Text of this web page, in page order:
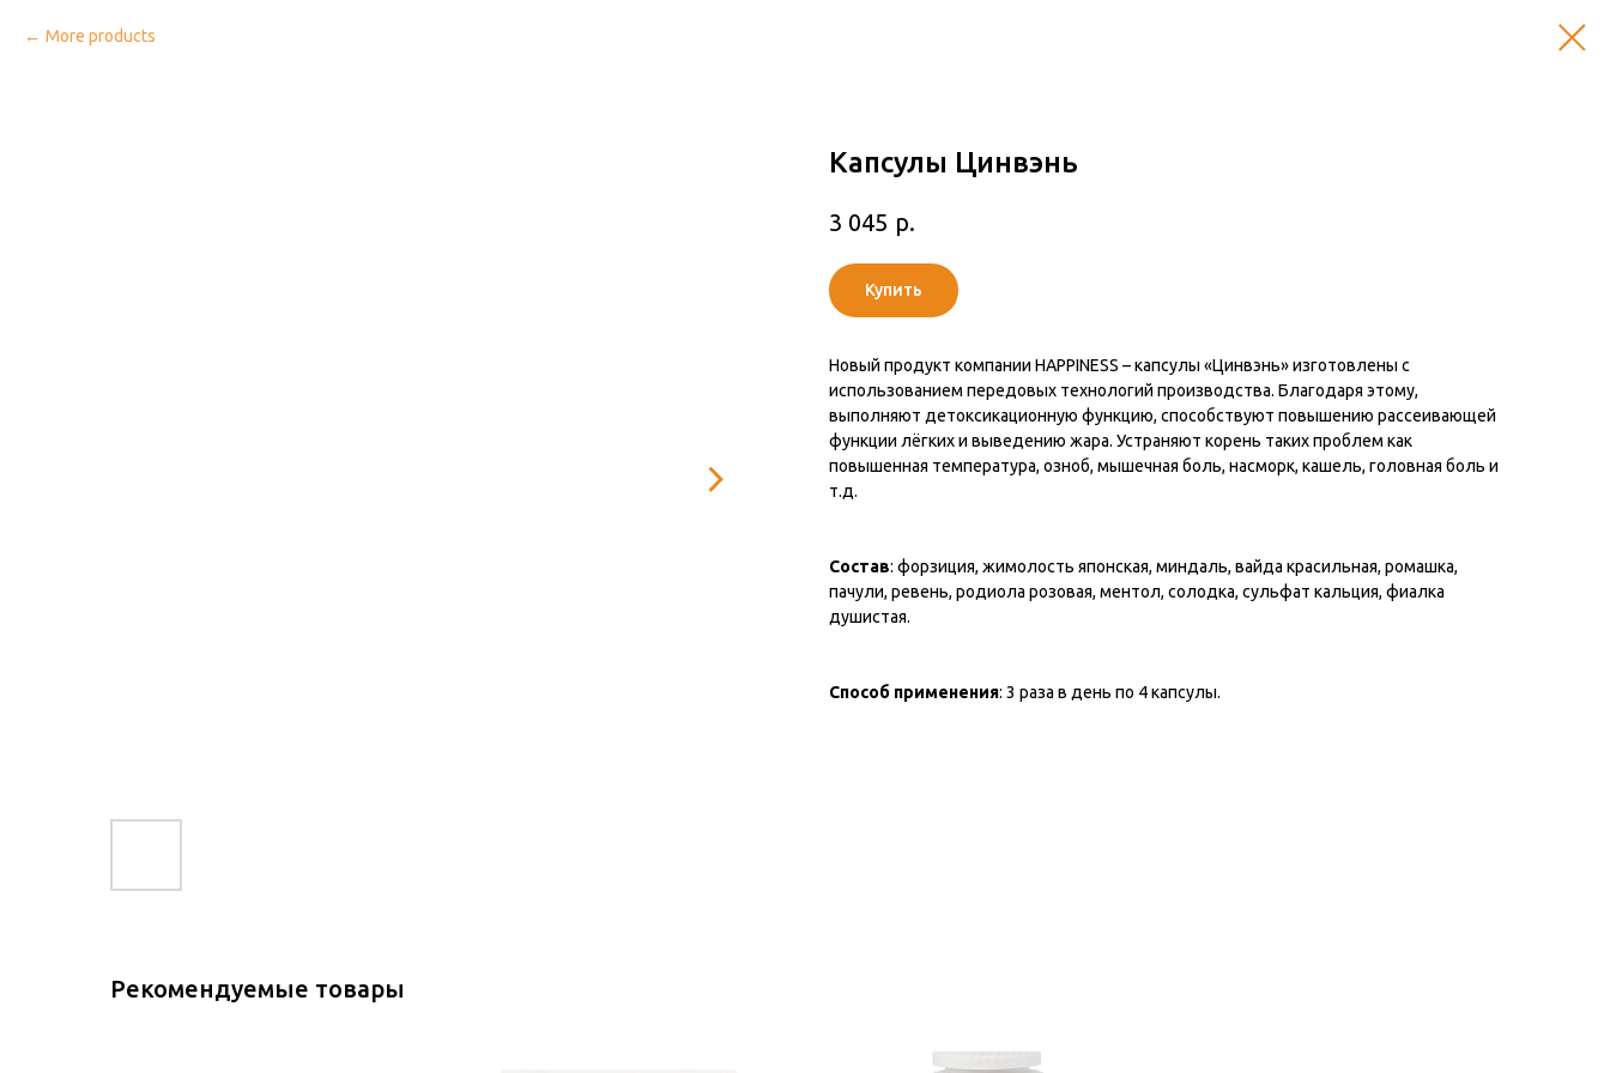
More products
Капсулы Цинвэнь
3 045 р.
Купить
Новый продукт компании HAPPINESS – капсулы «Цинвэнь» изготовлены с
использованием передовых технологий производства. Благодаря этому,
выполняют детоксикационную функцию, способствуют повышению рассеивающей
функции лёгких и выведению жара. Устраняют корень таких проблем как
повышенная температура, озноб, мышечная боль, насморк, кашель, головная боль и
т.д.
Состав: форзиция, жимолость японская, миндаль, вайда красильная, ромашка,
пачули, ревень, родиола розовая, ментол, солодка, сульфат кальция, фиалка
душистая.
Способ применения: 3 раза в день по 4 капсулы.
Рекомендуемые товары